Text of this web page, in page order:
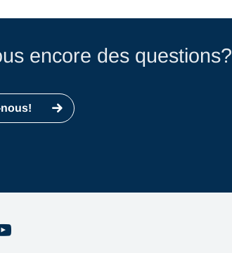
encore des questions?